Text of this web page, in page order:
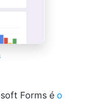
Forms é o